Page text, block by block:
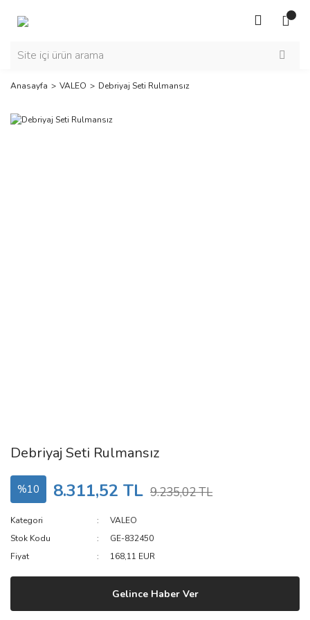
Anasayfa VALEO Debriyaj Seti Rulmansız
Debriyaj Seti Rulmansız
%10 8.311,52 TL 9.235,02 TL
Kategori
VALEO
Stok Kodu
GE-832450
Fiyat
168,11 EUR
Gelince Haber Ver